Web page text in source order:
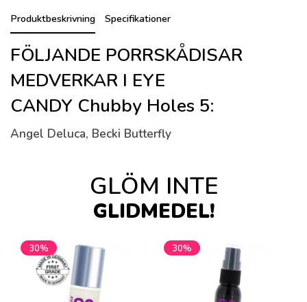
Produktbeskrivning Specifikationer
FÖLJANDE PORRSKÅDISAR
MEDVERKAR I EYE
CANDY Chubby Holes 5:
Angel Deluca, Becki Butterfly
GLÖM INTE
GLIDMEDEL!
30% 30%